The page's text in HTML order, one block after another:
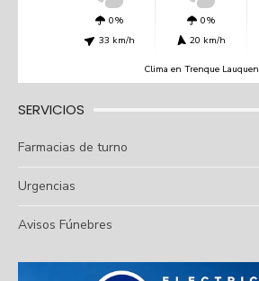
0%
33 km/h
0%
20 km/h
Clima en Trenque Lauquen
SERVICIOS
Farmacias de turno
Urgencias
Avisos Fúnebres